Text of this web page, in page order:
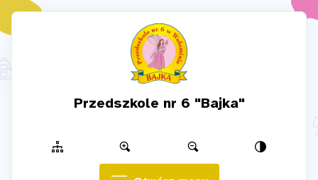
Przedszkole nr 6 "Bajka"